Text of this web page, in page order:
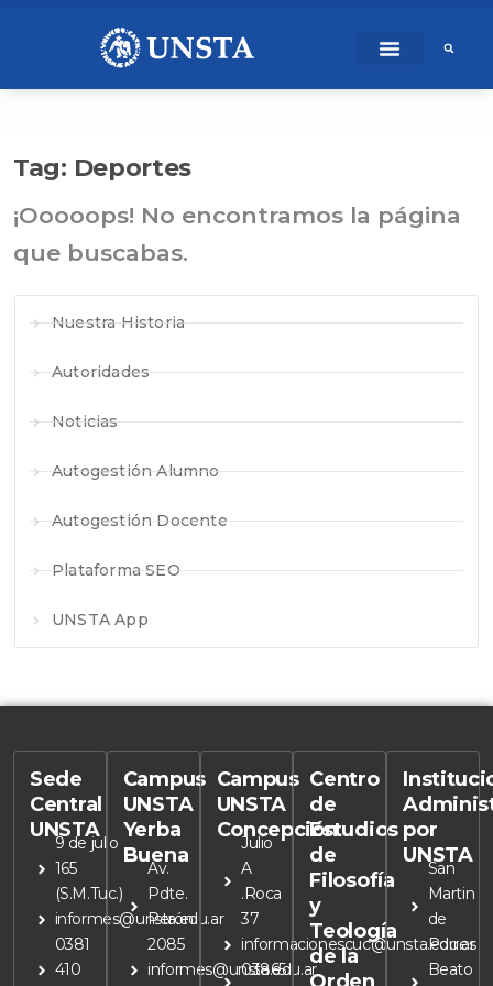
Tag: Deportes
¡Ooooops! No encontramos la página
que buscabas.
Nuestra Historia
Autoridades
Noticias
Autogestión Alumno
Autogestión Docente
Plataforma SEO
UNSTA App
Sede
Central
UNSTA
9 de julio
165
(S.M.Tuc.)
informes@unsta.edu.ar
0381
410
Campus
UNSTA
Yerba
Buena
Av.
Pdte.
Perón
2085
informes@unsta.edu.ar
Campus
UNSTA
Concepción
Julio
A
.Roca
37
informacionescuc@unsta.edu.ar
03865
Centro
de
Estudios
de
Filosofía
y
Teología
de la
por
UNSTA
San
Martin
de
Porres
Beato